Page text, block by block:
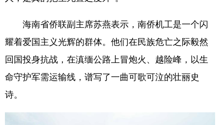
海南省侨联副主席苏燕表示，南侨机工是一个闪
耀着爱国主义光辉的群体。他们在民族危亡之际毅然
回国投身抗战，在滇缅公路上冒炮火、越险峰，以生
命守护军需运输线，谱写了一曲可歌可泣的壮丽史
诗。